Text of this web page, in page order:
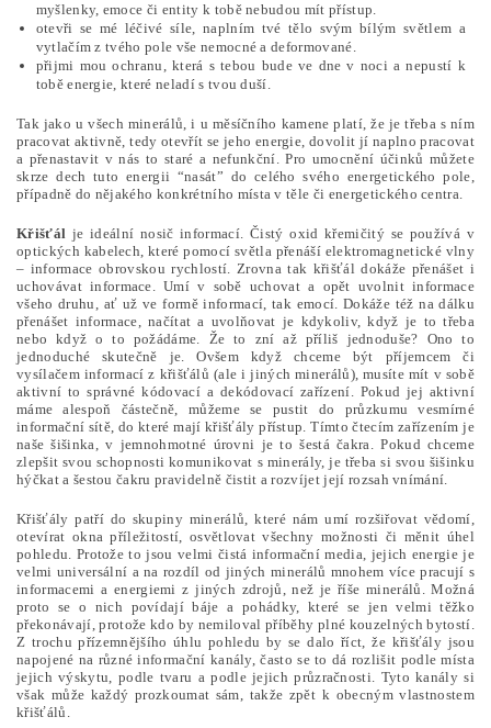
myšlenky, emoce či entity k tobě nebudou mít přístup.
otevři se mé léčivé síle, naplním tvé tělo svým bílým světlem a
vytlačím z tvého pole vše nemocné a deformované.
přijmi mou ochranu, která s tebou bude ve dne v noci a nepustí k
tobě energie, které neladí s tvou duší.
Tak jako u všech minerálů, i u měsíčního kamene platí, že je třeba s ním
pracovat aktivně, tedy otevřít se jeho energie, dovolit jí naplno pracovat
a přenastavit v nás to staré a nefunkční. Pro umocnění účinků můžete
skrze dech tuto energii “nasát” do celého svého energetického pole,
případně do nějakého konkrétního místa v těle či energetického centra.
Křišťál je ideální nosič informací. Čistý oxid křemičitý se používá v
optických kabelech, které pomocí světla přenáší elektromagnetické vlny
– informace obrovskou rychlostí. Zrovna tak křišťál dokáže přenášet i
uchovávat informace. Umí v sobě uchovat a opět uvolnit informace
všeho druhu, ať už ve formě informací, tak emocí. Dokáže též na dálku
přenášet informace, načítat a uvolňovat je kdykoliv, když je to třeba
nebo když o to požádáme. Že to zní až příliš jednoduše? Ono to
jednoduché skutečně je. Ovšem když chceme být příjemcem či
vysílačem informací z křišťálů (ale i jiných minerálů), musíte mít v sobě
aktivní to správné kódovací a dekódovací zařízení. Pokud jej aktivní
máme alespoň částečně, můžeme se pustit do průzkumu vesmírné
informační sítě, do které mají křišťály přístup. Tímto čtecím zařízením je
naše šišinka, v jemnohmotné úrovni je to šestá čakra. Pokud chceme
zlepšit svou schopnosti komunikovat s minerály, je třeba si svou šišinku
hýčkat a šestou čakru pravidelně čistit a rozvíjet její rozsah vnímání.
Křišťály patří do skupiny minerálů, které nám umí rozšiřovat vědomí,
otevírat okna příležitostí, osvětlovat všechny možnosti či měnit úhel
pohledu. Protože to jsou velmi čistá informační media, jejich energie je
velmi universální a na rozdíl od jiných minerálů mnohem více pracují s
informacemi a energiemi z jiných zdrojů, než je říše minerálů. Možná
proto se o nich povídají báje a pohádky, které se jen velmi těžko
překonávají, protože kdo by nemiloval příběhy plné kouzelných bytostí.
Z trochu přízemnějšího úhlu pohledu by se dalo říct, že křišťály jsou
napojené na různé informační kanály, často se to dá rozlišit podle místa
jejich výskytu, podle tvaru a podle jejich průzračnosti. Tyto kanály si
však může každý prozkoumat sám, takže zpět k obecným vlastnostem
křišťálů.